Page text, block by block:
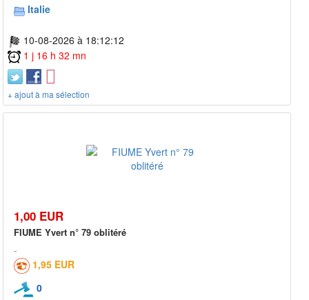
Italie
10-08-2026 à 18:12:12
1 j 16 h 32 mn
+ ajout à ma sélection
1,00 EUR
FIUME Yvert n° 79 oblitéré
1,95 EUR
0